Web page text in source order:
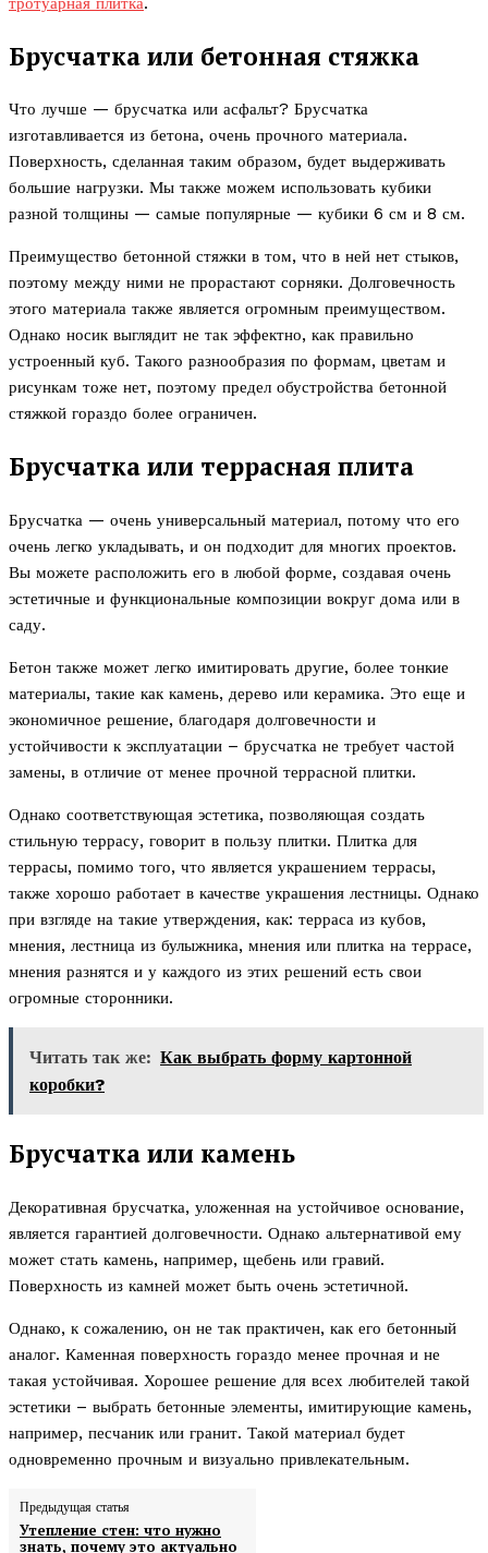
Брусчатка или бетонная стяжка
Что лучше — брусчатка или асфальт? Брусчатка
изготавливается из бетона, очень прочного материала.
Поверхность, сделанная таким образом, будет выдерживать
большие нагрузки. Мы также можем использовать кубики
разной толщины — самые популярные — кубики 6 см и 8 см.
Преимущество бетонной стяжки в том, что в ней нет стыков,
поэтому между ними не прорастают сорняки. Долговечность
этого материала также является огромным преимуществом.
Однако носик выглядит не так эффектно, как правильно
устроенный куб. Такого разнообразия по формам, цветам и
рисункам тоже нет, поэтому предел обустройства бетонной
стяжкой гораздо более ограничен.
Брусчатка или террасная плита
Брусчатка — очень универсальный материал, потому что его
очень легко укладывать, и он подходит для многих проектов.
Вы можете расположить его в любой форме, создавая очень
эстетичные и функциональные композиции вокруг дома или в
саду.
Бетон также может легко имитировать другие, более тонкие
материалы, такие как камень, дерево или керамика. Это еще и
экономичное решение, благодаря долговечности и
устойчивости к эксплуатации – брусчатка не требует частой
замены, в отличие от менее прочной террасной плитки.
Однако соответствующая эстетика, позволяющая создать
стильную террасу, говорит в пользу плитки. Плитка для
террасы, помимо того, что является украшением террасы,
также хорошо работает в качестве украшения лестницы. Однако
при взгляде на такие утверждения, как: терраса из кубов,
мнения, лестница из булыжника, мнения или плитка на террасе,
мнения разнятся и у каждого из этих решений есть свои
огромные сторонники.
Читать так же: Как выбрать форму картонной
коробки?
Брусчатка или камень
Декоративная брусчатка, уложенная на устойчивое основание,
является гарантией долговечности. Однако альтернативой ему
может стать камень, например, щебень или гравий.
Поверхность из камней может быть очень эстетичной.
Однако, к сожалению, он не так практичен, как его бетонный
аналог. Каменная поверхность гораздо менее прочная и не
такая устойчивая. Хорошее решение для всех любителей такой
эстетики – выбрать бетонные элементы, имитирующие камень,
например, песчаник или гранит. Такой материал будет
одновременно прочным и визуально привлекательным.
Предыдущая статья
Утепление стен: что нужно
знать, почему это актуально